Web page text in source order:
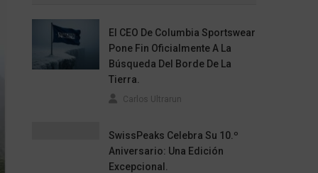
El CEO De Columbia Sportswear
Pone Fin Oficialmente A La
Búsqueda Del Borde De La
Tierra.
Carlos Ultrarun
SwissPeaks Celebra Su 10.º
Aniversario: Una Edición
Excepcional.